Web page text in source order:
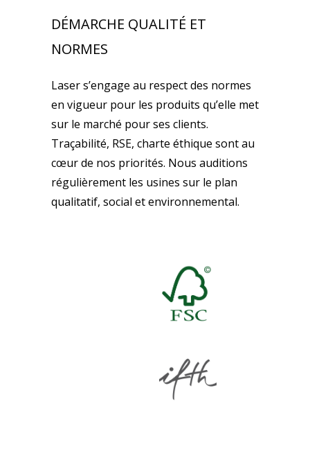
DÉMARCHE QUALITÉ ET
NORMES
Laser s’engage au respect des normes
en vigueur pour les produits qu’elle met
sur le marché pour ses clients.
Traçabilité, RSE, charte éthique sont au
cœur de nos priorités. Nous auditions
régulièrement les usines sur le plan
qualitatif, social et environnemental.